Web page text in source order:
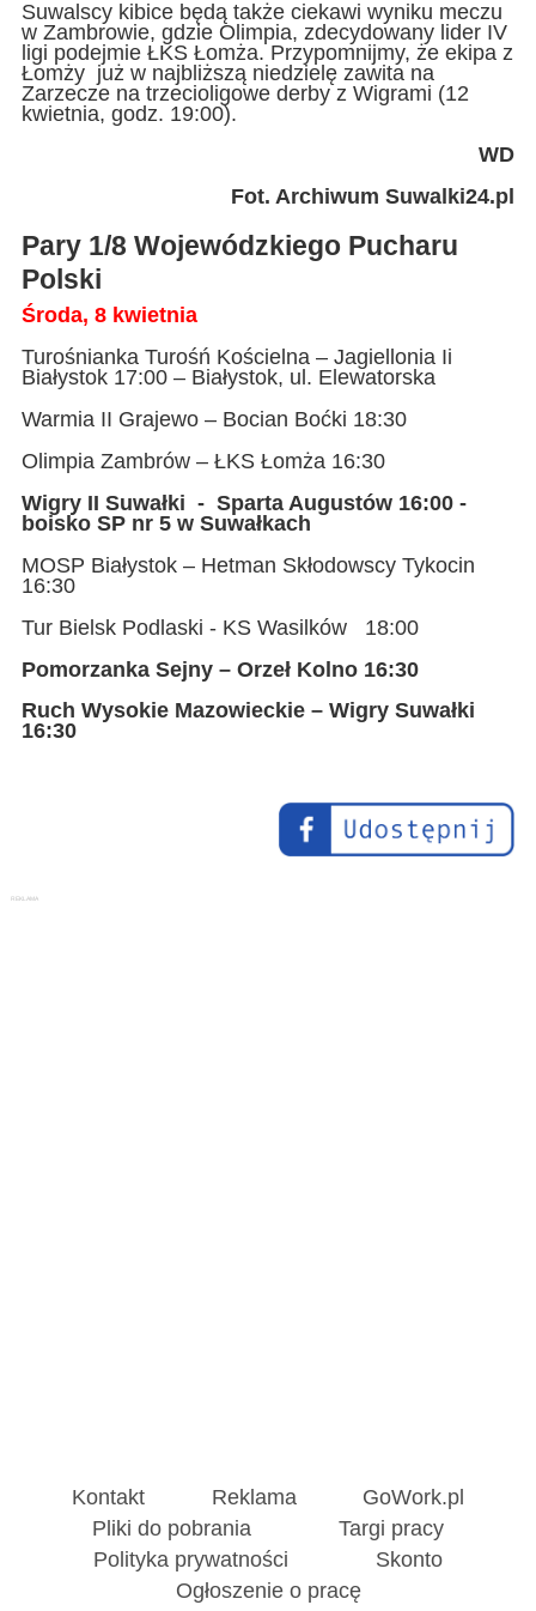
Suwalscy kibice będą także ciekawi wyniku meczu
w Zambrowie, gdzie Olimpia, zdecydowany lider IV
ligi podejmie ŁKS Łomża. Przypomnijmy, że ekipa z
Łomży już w najbliższą niedzielę zawita na
Zarzecze na trzecioligowe derby z Wigrami (12
kwietnia, godz. 19:00).
WD
Fot. Archiwum Suwalki24.pl
Pary 1/8 Wojewódzkiego Pucharu
Polski
Środa, 8 kwietnia
Turośnianka Turośń Kościelna – Jagiellonia Ii
Białystok 17:00 – Białystok, ul. Elewatorska
Warmia II Grajewo – Bocian Boćki 18:30
Olimpia Zambrów – ŁKS Łomża 16:30
Wigry II Suwałki - Sparta Augustów 16:00 -
boisko SP nr 5 w Suwałkach
MOSP Białystok – Hetman Skłodowscy Tykocin
16:30
Tur Bielsk Podlaski - KS Wasilków 18:00
Pomorzanka Sejny – Orzeł Kolno 16:30
Ruch Wysokie Mazowieckie – Wigry Suwałki
16:30
Kontakt Reklama
GoWork.pl
Pliki do pobrania
Targi pracy
Polityka prywatności
Skonto
Ogłoszenie o pracę